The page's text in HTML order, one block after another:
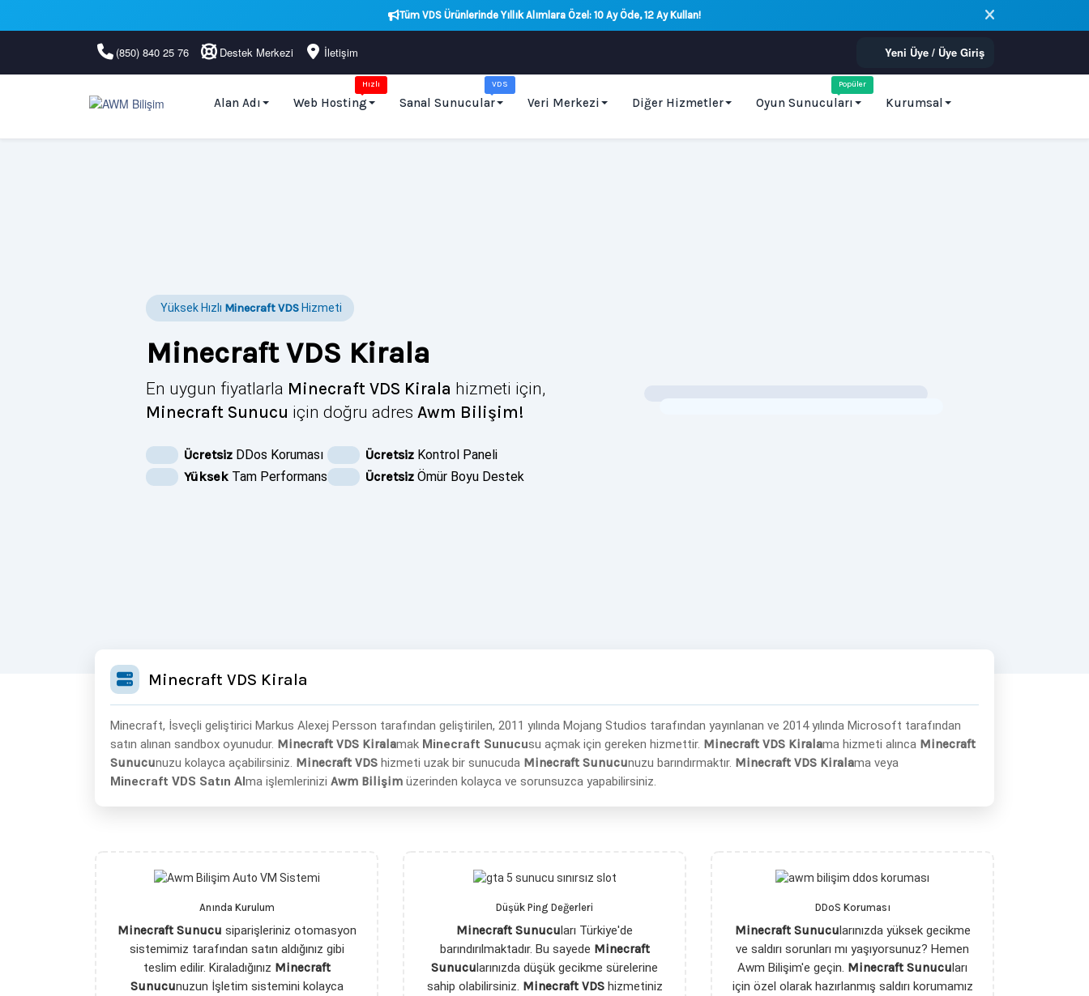
Tüm VDS Ürünlerinde Yıllık Alımlara Özel: 10 Ay Öde, 12 Ay Kullan!
(850) 840 25 76 Destek Merkezi İletişim Yeni Üye / Üye Giriş
Alan Adı Web Hosting
Hızlı
Sanal Sunucular
VDS
Veri Merkezi Diğer Hizmetler Oyun Sunucuları
Popüler
Kurumsal
Yüksek Hızlı Minecraft VDS Hizmeti
Minecraft VDS Kirala
En uygun fiyatlarla Minecraft VDS Kirala hizmeti için,
Minecraft Sunucu için doğru adresAwm Bilişim!
Ücretsiz DDos Koruması
Yüksek Tam Performans
Ücretsiz Kontrol Paneli
Ücretsiz Ömür Boyu Destek
Minecraft VDS Kirala
Minecraft, İsveçli geliştirici Markus Alexej Persson tarafından geliştirilen, 2011 yılında Mojang Studios tarafından yayınlanan ve 2014 yılında Microsoft tarafından
satın alınan sandbox oyunudur. Minecraft VDS Kiralamak Minecraft Sunucusu açmak için gereken hizmettir. Minecraft VDS Kiralama hizmeti alınca Minecraft
Sunucunuzu kolayca açabilirsiniz. Minecraft VDS hizmeti uzak bir sunucuda Minecraft Sunucunuzu barındırmaktır. Minecraft VDS Kiralama veya
Minecraft VDS Satın Alma işlemlerinizi Awm Bilişim üzerinden kolayca ve sorunsuzca yapabilirsiniz.
Anında Kurulum
Minecraft Sunucu siparişleriniz otomasyon
sistemimiz tarafından satın aldığınız gibi
teslim edilir. Kiraladığınız Minecraft
Sunucunuzun İşletim sistemini kolayca
Düşük Ping Değerleri
Minecraft Sunucuları Türkiye'de
barındırılmaktadır. Bu sayede Minecraft
Sunucularınızda düşük gecikme sürelerine
sahip olabilirsiniz. Minecraft VDShizmetiniz
DDoS Koruması
Minecraft Sunucularınızda yüksek gecikme
ve saldırı sorunları mı yaşıyorsunuz? Hemen
Awm Bilişim'e geçin. Minecraft Sunucuları
için özel olarak hazırlanmış saldırı korumamız